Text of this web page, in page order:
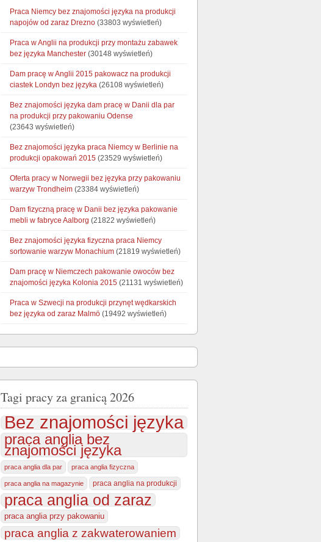
Praca Niemcy bez znajomości języka na produkcji
napojów od zaraz Drezno (33803 wyświetleń)
Praca w Anglii na produkcji przy montażu zabawek
bez języka Manchester (30148 wyświetleń)
Dam pracę w Anglii 2015 pakowacz na produkcji
ciastek Londyn bez języka (26108 wyświetleń)
Bez znajomości języka dam pracę w Danii dla par
na produkcji przy pakowaniu Odense
(23643 wyświetleń)
Bez znajomości języka praca Niemcy w Berlinie na
produkcji opakowań 2015 (23529 wyświetleń)
Oferta pracy w Norwegii bez języka przy pakowaniu
warzyw Trondheim (23384 wyświetleń)
Dam fizyczną pracę w Danii bez języka pakowanie
mebli w fabryce Aalborg (21822 wyświetleń)
Bez znajomości języka fizyczna praca Niemcy
sortowanie warzyw Monachium (21819 wyświetleń)
Dam pracę w Niemczech pakowanie owoców bez
znajomości języka Kolonia 2015 (21131 wyświetleń)
Praca w Szwecji na produkcji przynęt wędkarskich
bez języka od zaraz Malmö (19492 wyświetleń)
Tagi pracy za granicą 2026
Bez znajomości języka
praca anglia bez
znajomości języka
praca anglia dla par praca anglia fizyczna
praca anglia na magazynie praca anglia na produkcji
praca anglia od zaraz
praca anglia przy pakowaniu
praca anglia z zakwaterowaniem